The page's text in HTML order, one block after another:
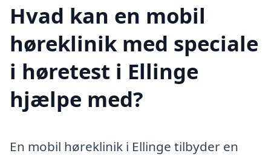
Hvad kan en mobil
høreklinik med speciale
i høretest i Ellinge
hjælpe med?
En mobil høreklinik i Ellinge tilbyder en